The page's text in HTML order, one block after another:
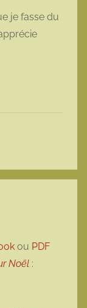
je fasse du
ou PDF
Noël :